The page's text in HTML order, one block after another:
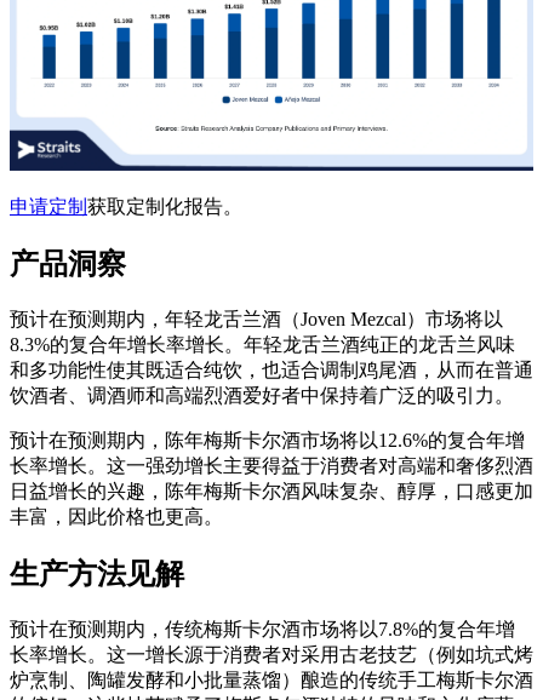
申请定制 获取定制化报告。
产品洞察
预计在预测期内，年轻龙舌兰酒（Joven Mezcal）市场将以
8.3%的复合年增长率增长。年轻龙舌兰酒纯正的龙舌兰风味
和多功能性使其既适合纯饮，也适合调制鸡尾酒，从而在普通
饮酒者、调酒师和高端烈酒爱好者中保持着广泛的吸引力。
预计在预测期内，陈年梅斯卡尔酒市场将以12.6%的复合年增
长率增长。这一强劲增长主要得益于消费者对高端和奢侈烈酒
日益增长的兴趣，陈年梅斯卡尔酒风味复杂、醇厚，口感更加
丰富，因此价格也更高。
生产方法见解
预计在预测期内，传统梅斯卡尔酒市场将以7.8%的复合年增
长率增长。这一增长源于消费者对采用古老技艺（例如坑式烤
炉烹制、陶罐发酵和小批量蒸馏）酿造的传统手工梅斯卡尔酒